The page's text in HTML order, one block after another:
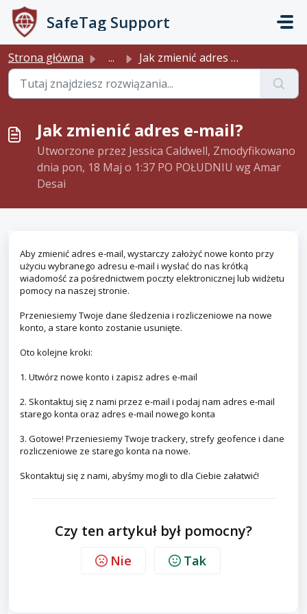
Przejdź do głównej treści
SafeTag Support
Strona główna ... Jak zmienić adres e-mail?
Jak zmienić adres e-mail?
Utworzone przez Jessica Caldwell, Zmodyfikowano
dnia pon, 18 Maj o 1:37 PO POŁUDNIU wg Amar
Desai
Aby zmienić adres e-mail, wystarczy założyć nowe konto przy
użyciu wybranego adresu e-mail i wysłać do nas krótką
wiadomość za pośrednictwem poczty elektronicznej lub widżetu
pomocy na naszej stronie.
Przeniesiemy Twoje dane śledzenia i rozliczeniowe na nowe
konto, a stare konto zostanie usunięte.
Oto kolejne kroki:
1. Utwórz nowe konto i zapisz adres e-mail
2. Skontaktuj się z nami przez e-mail i podaj nam adres e-mail
starego konta oraz adres e-mail nowego konta
3. Gotowe! Przeniesiemy Twoje trackery, strefy geofence i dane
rozliczeniowe ze starego konta na nowe.
Skontaktuj się z nami, abyśmy mogli to dla Ciebie załatwić!
Czy ten artykuł był pomocny?
Nie Tak